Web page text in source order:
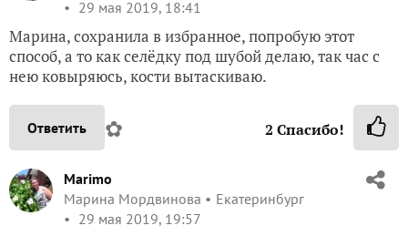
29 мая 2019, 18:41
Марина, сохранила в избранное, попробую этот
способ, а то как селёдку под шубой делаю, так час с
нею ковыряюсь, кости вытаскиваю.
Ответить ✿ 2 Спасибо!
Marimo
Марина Мордвинова
Екатеринбург
29 мая 2019, 19:57